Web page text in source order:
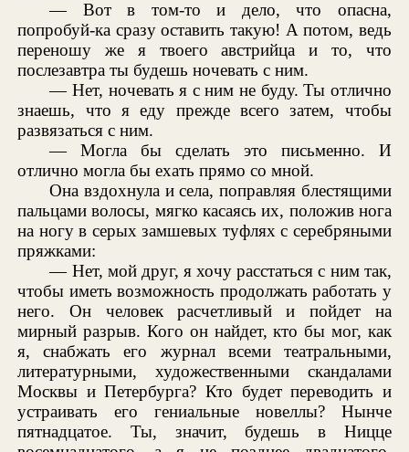
— Вот в том-то и дело, что опасна,
попробуй-ка сразу оставить такую! А потом, ведь
переношу же я твоего австрийца и то, что
послезавтра ты будешь ночевать с ним.
— Нет, ночевать я с ним не буду. Ты отлично
знаешь, что я еду прежде всего затем, чтобы
развязаться с ним.
— Могла бы сделать это письменно. И
отлично могла бы ехать прямо со мной.
Она вздохнула и села, поправляя блестящими
пальцами волосы, мягко касаясь их, положив нога
на ногу в серых замшевых туфлях с серебряными
пряжками:
— Нет, мой друг, я хочу расстаться с ним так,
чтобы иметь возможность продолжать работать у
него. Он человек расчетливый и пойдет на
мирный разрыв. Кого он найдет, кто бы мог, как
я, снабжать его журнал всеми театральными,
литературными, художественными скандалами
Москвы и Петербурга? Кто будет переводить и
устраивать его гениальные новеллы? Нынче
пятнадцатое. Ты, значит, будешь в Ницце